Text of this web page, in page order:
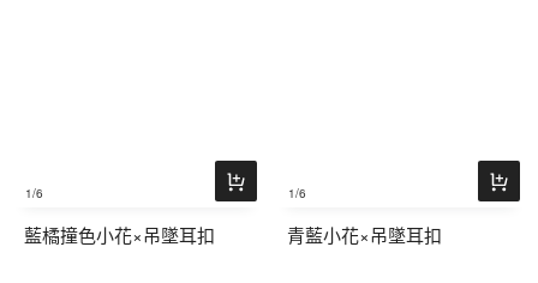
1/6
藍橘撞色小花×吊墜耳扣
1/6
青藍小花×吊墜耳扣